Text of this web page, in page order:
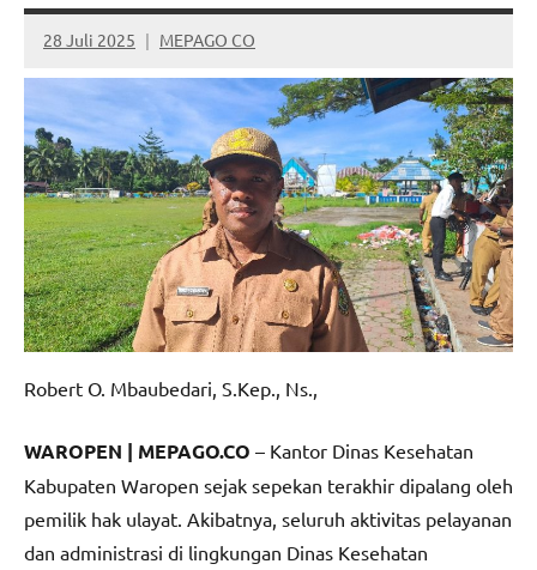
28 Juli 2025 MEPAGO CO
No
comments
Robert O. Mbaubedari, S.Kep., Ns.,
WAROPEN | MEPAGO.CO – Kantor Dinas Kesehatan
Kabupaten Waropen sejak sepekan terakhir dipalang oleh
pemilik hak ulayat. Akibatnya, seluruh aktivitas pelayanan
dan administrasi di lingkungan Dinas Kesehatan